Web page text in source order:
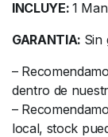
INCLUYE:1
GARANTIA: Sin
–
dentro de
–
local, stock